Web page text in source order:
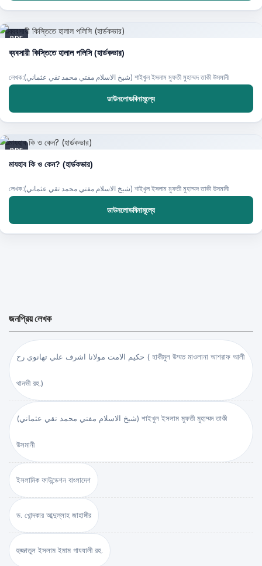
PDF
ব্যবসায়ী কিস্তিতে হালাল পলিসি (হার্ডকভার)
লেখক:(شيخ الاسلام مفتي محمد تقي عثماني) শাইখুল ইসলাম মুফতী মুহাম্মদ তাকী উসমানী
ডাউনলোডবিনামূল্যে
PDF
মাযহাব কি ও কেন? (হার্ডকভার)
লেখক:(شيخ الاسلام مفتي محمد تقي عثماني) শাইখুল ইসলাম মুফতী মুহাম্মদ তাকী উসমানী
ডাউনলোডবিনামূল্যে
জনপ্রিয় লেখক
حكيم الامت مولانا اشرف علي تهانوي رح ( হাকীমুল উম্মত মাওলানা আশরাফ আলী
থানভী রহ.)
(شيخ الاسلام مفتي محمد تقي عثماني) শাইখুল ইসলাম মুফতী মুহাম্মদ তাকী
উসমানী
ইসলামিক ফাউন্ডেশন বাংলাদেশ
ড. খোন্দকার আব্দুল্লাহ জাহাঙ্গীর
হুজ্জাতুল ইসলাম ইমাম গাযযালী রহ.